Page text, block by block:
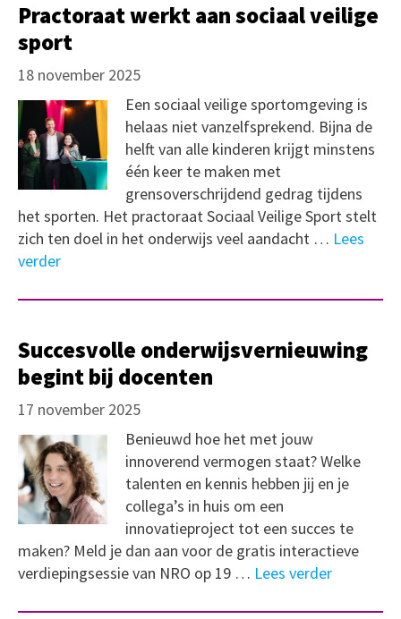
Practoraat werkt aan sociaal veilige
sport
18 november 2025
Een sociaal veilige sportomgeving is
helaas niet vanzelfsprekend. Bijna de
helft van alle kinderen krijgt minstens
één keer te maken met
grensoverschrijdend gedrag tijdens
het sporten. Het practoraat Sociaal Veilige Sport stelt
zich ten doel in het onderwijs veel aandacht … Lees
verder
Succesvolle onderwijsvernieuwing
begint bij docenten
17 november 2025
Benieuwd hoe het met jouw
innoverend vermogen staat? Welke
talenten en kennis hebben jij en je
collega’s in huis om een
innovatieproject tot een succes te
maken? Meld je dan aan voor de gratis interactieve
verdiepingsessie van NRO op 19 … Lees verder